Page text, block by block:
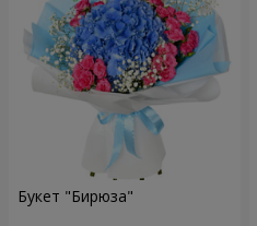
Букет "Бирюза"